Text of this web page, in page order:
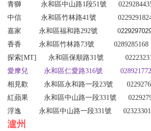
青獅 永和區中山路1段51號
中信 永和區竹林路41號
嘉家 永和區福和路292號 0
香香 永和區竹林路73號 0289285168
探索[MT] 永和區保順路31號
愛摩兒 永和區仁愛路316號
相見歡 永和區永和路一段23號
紅蘋果 永和區中山路一段331號
浮逸
永和區中山路一段331號 0
瀘州